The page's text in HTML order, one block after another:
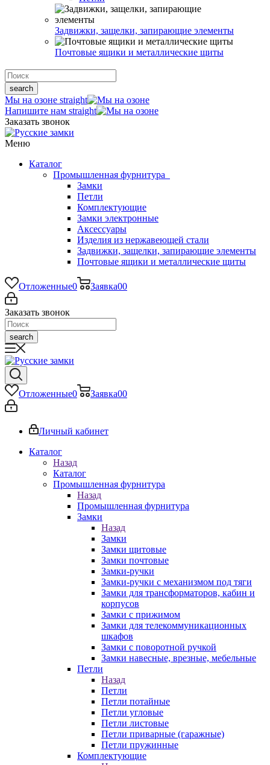
Задвижки, защелки, запирающие элементы
Почтовые ящики и металлические щиты
search
Мы на озоне straight
Напишите нам straight
Заказать звонок
Меню
Каталог
Промышленная фурнитура
Замки
Петли
Комплектующие
Замки электронные
Аксессуары
Изделия из нержавеющей стали
Задвижки, защелки, запирающие элементы
Почтовые ящики и металлические щиты
Отложенные0 Заявка00
Заказать звонок
search
Отложенные0 Заявка00
Личный кабинет
Каталог
Назад
Каталог
Промышленная фурнитура
Назад
Промышленная фурнитура
Замки
Назад
Замки
Замки щитовые
Замки почтовые
Замки-ручки
Замки-ручки с механизмом под тяги
Замки для трансформаторов, кабин и
корпусов
Замки с прижимом
Замки для телекоммуникационных
шкафов
Замки с поворотной ручкой
Замки навесные, врезные, мебельные
Петли
Назад
Петли
Петли потайные
Петли угловые
Петли листовые
Петли приварные (гаражные)
Петли пружинные
Комплектующие